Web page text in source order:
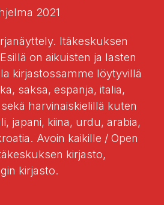
2021
Itäkeskuksen
on aikuisten ja lasten
kirjastossamme löytyvillä
saksa, espanja, italia,
harvinaiskielillä kuten
japani, kiina, urdu, arabia,
Avoin kaikille / Open
kirjasto,
kirjasto.